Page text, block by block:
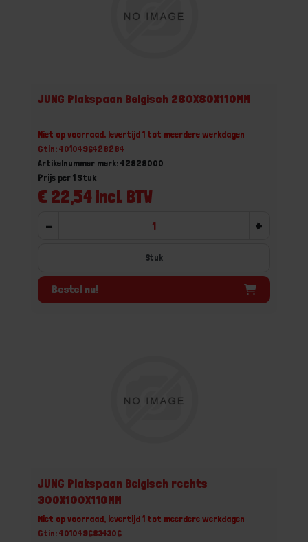
JUNG Plakspaan Belgisch 280X80X110MM
Niet op voorraad, levertijd 1 tot meerdere werkdagen
Gtin: 4010496428284
Artikelnummer merk: 42828000
€ 22,54 incl. BTW
Prijs per 1 Stuk
- +
Stuk
Bestel nu!
JUNG Plakspaan Belgisch rechts
300X100X110MM
Niet op voorraad, levertijd 1 tot meerdere werkdagen
Gtin: 4010496834306